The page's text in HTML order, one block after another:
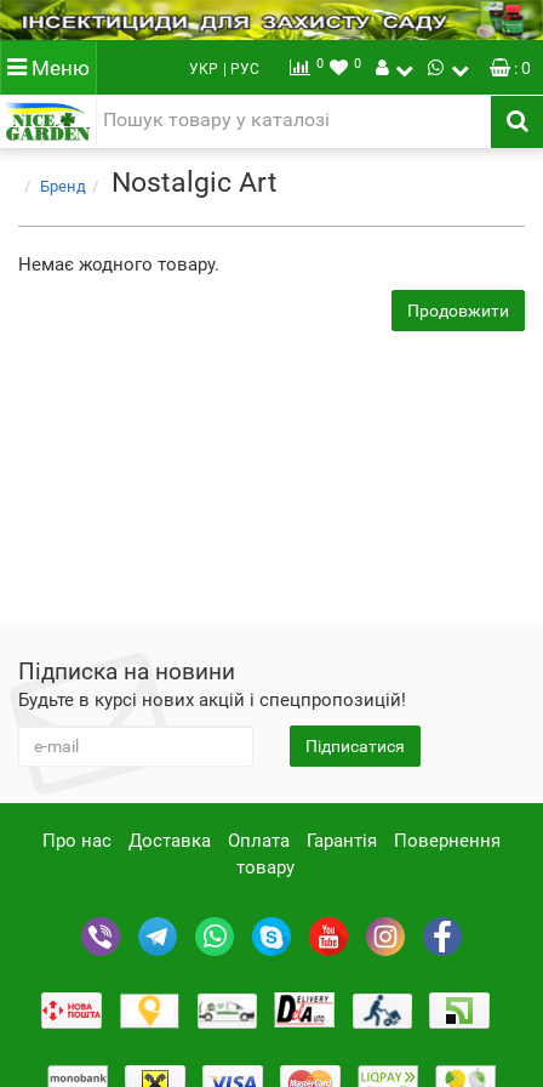
Меню УКР | РУС 0 0 : 0
Бренд Nostalgic Art
Немає жодного товару.
Продовжити
Підписка на новини
Будьте в курсі нових акцій і спецпропозицій!
Підписатися
Про нас Доставка Оплата Гарантія
Повернення
товару